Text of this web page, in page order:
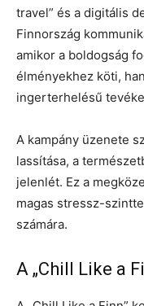
travel” és a digitális
Finnország
amikor a boldogság
élményekhez köti,
ingerterhelésű
A kampány üzenete
lassítása, a
jelenlét. Ez a
magas stressz-
számára.
A „Chill Like a